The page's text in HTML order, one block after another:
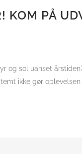
KOM PÅ
og sol uanset
ikke gør oplevelsen